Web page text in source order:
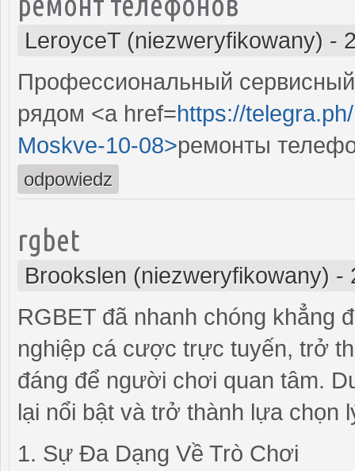
LeroyceT (niezweryfikowany) -
Профессиональный
рядом <a href=https://
Moskve-10-08>ремонты
odpowiedz
rgbet
Brookslen (niezweryfikowany) -
RGBET đã nhanh chóng khẳng
nghiệp cá cược trực tuyến, trở
đáng để người chơi quan tâm.
lại nổi bật và trở thành lựa
1. Sự Đa Dạng Về Trò Chơi